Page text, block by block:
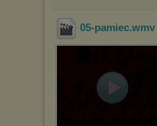
05-pamiec.wmv